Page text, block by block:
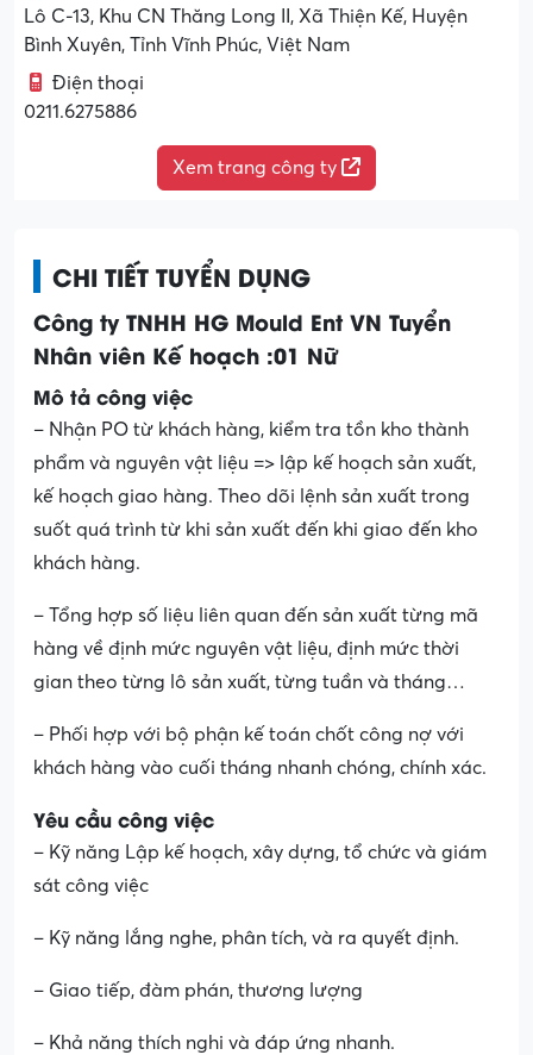
Lô C-13, Khu CN Thăng Long II, Xã Thiện Kế, Huyện
Bình Xuyên, Tỉnh Vĩnh Phúc, Việt Nam
Điện thoại
0211.6275886
Xem trang công ty
CHI TIẾT TUYỂN DỤNG
Công ty TNHH HG Mould Ent VN Tuyển
Nhân viên Kế hoạch :01 Nữ
Mô tả công việc
– Nhận PO từ khách hàng, kiểm tra tồn kho thành
phẩm và nguyên vật liệu => lập kế hoạch sản xuất,
kế hoạch giao hàng. Theo dõi lệnh sản xuất trong
suốt quá trình từ khi sản xuất đến khi giao đến kho
khách hàng.
– Tổng hợp số liệu liên quan đến sản xuất từng mã
hàng về định mức nguyên vật liệu, định mức thời
gian theo từng lô sản xuất, từng tuần và tháng…
– Phối hợp với bộ phận kế toán chốt công nợ với
khách hàng vào cuối tháng nhanh chóng, chính xác.
Yêu cầu công việc
– Kỹ năng Lập kế hoạch, xây dựng, tổ chức và giám
sát công việc
– Kỹ năng lắng nghe, phân tích, và ra quyết định.
– Giao tiếp, đàm phán, thương lượng
– Khả năng thích nghi và đáp ứng nhanh.